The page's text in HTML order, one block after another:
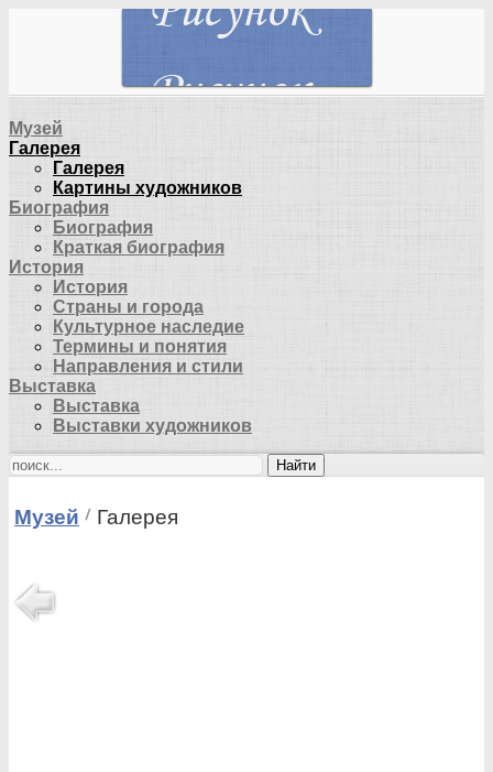
Музей
Галерея
Галерея
Картины художников
Биография
Биография
Краткая биография
История
История
Страны и города
Культурное наследие
Термины и понятия
Направления и стили
Выставка
Выставка
Выставки художников
Найти
Музей Галерея